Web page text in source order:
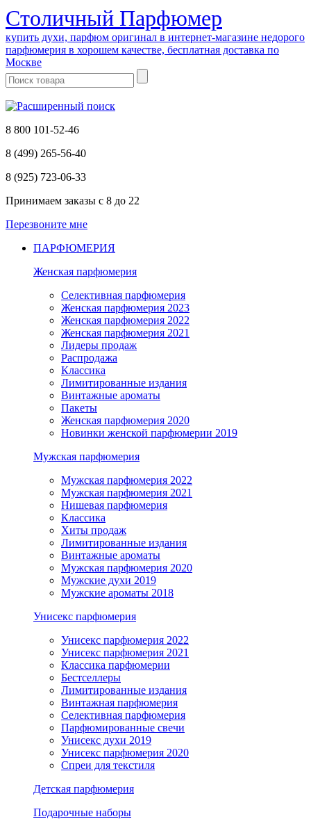
Cтоличный Парфюмер
купить духи, парфюм оригинал в интернет-магазине недорого
парфюмерия в хорошем качестве, бесплатная доставка по
Москве
8 800 101-52-46
8 (499) 265-56-40
8 (925) 723-06-33
Принимаем заказы с 8 до 22
Перезвоните мне
ПАРФЮМЕРИЯ
Женская парфюмерия
Селективная парфюмерия
Женская парфюмерия 2023
Женская парфюмерия 2022
Женская парфюмерия 2021
Лидеры продаж
Распродажа
Классика
Лимитированные издания
Винтажные ароматы
Пакеты
Женская парфюмерия 2020
Новинки женской парфюмерии 2019
Мужская парфюмерия
Мужская парфюмерия 2022
Мужская парфюмерия 2021
Нишевая парфюмерия
Классика
Хиты продаж
Лимитированные издания
Винтажные ароматы
Мужская парфюмерия 2020
Мужские духи 2019
Мужские ароматы 2018
Унисекс парфюмерия
Унисекс парфюмерия 2022
Унисекс парфюмерия 2021
Классика парфюмерии
Бестселлеры
Лимитированные издания
Винтажная парфюмерия
Селективная парфюмерия
Парфюмированные свечи
Унисекс духи 2019
Унисекс парфюмерия 2020
Спреи для текстиля
Детская парфюмерия
Подарочные наборы